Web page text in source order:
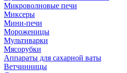
Микроволновые печи
Миксеры
Мини-печи
Мороженицы
Мультиварки
Мясорубки
Аппараты для сахарной ваты
Ветчинницы